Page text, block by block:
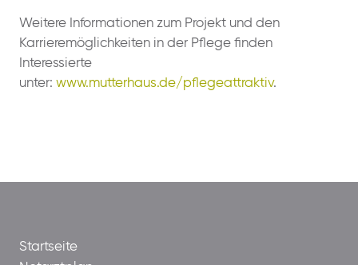
Weitere Informationen zum Projekt und den
Karrieremöglichkeiten in der Pflege finden
Interessierte
unter: www.mutterhaus.de/pflegeattraktiv.
Startseite